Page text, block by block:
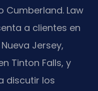
Cumberland. Law
a clientes en
Jersey,
Tinton Falls, y
discutir los